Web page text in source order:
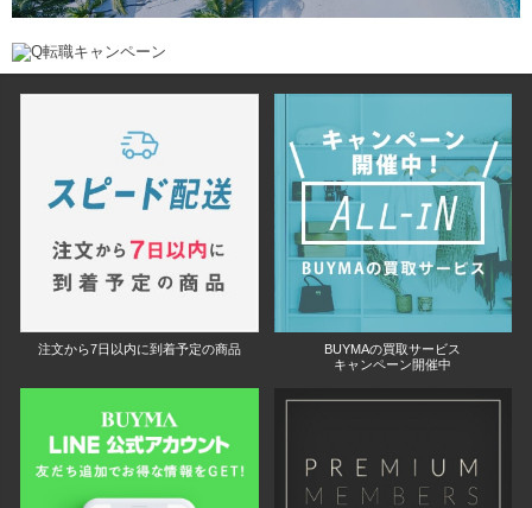
注文から7日以内に到着予定の商品
BUYMAの買取サービス
キャンペーン開催中